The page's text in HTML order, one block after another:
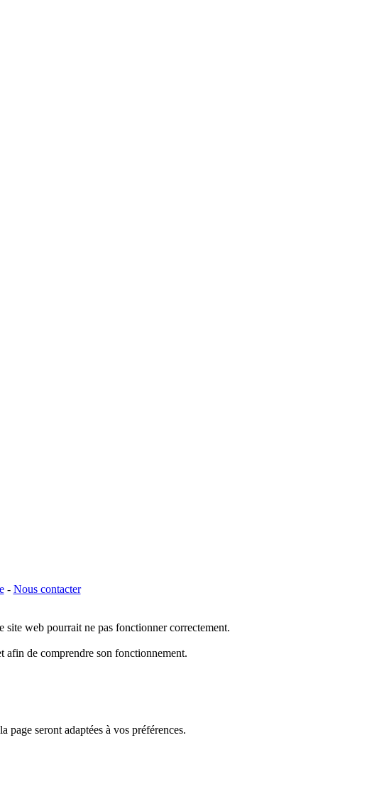
- Nous contacter
web pourrait ne pas fonctionner correctement.
afin de comprendre son fonctionnement.
page seront adaptées à vos préférences.